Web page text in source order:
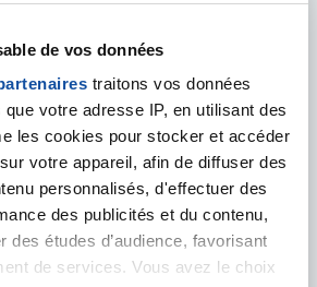
de vos données
traitons vos données
votre adresse IP, en utilisant des
les cookies pour stocker et accéder
votre appareil, afin de diffuser des
personnalisés, d'effectuer des
des publicités et du contenu,
des études d’audience, favorisant
de services. Vous avez le choix